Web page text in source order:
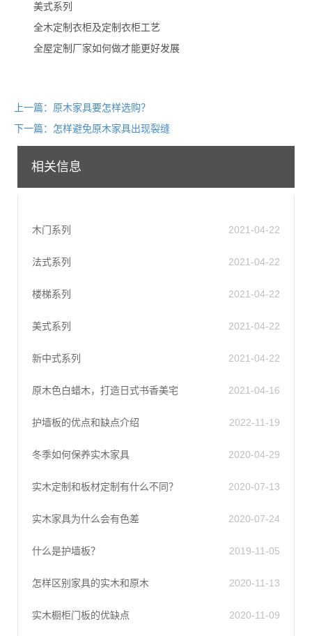
美式系列
全木定制衣柜及定制衣柜工艺
全屋定制厂家如何做才能更好发展
上一篇：原木家具要怎样选购？
下一篇：怎样避免原木家具​出现裂缝
相关信息
木门系列 2021-04-22
法式系列 2021-04-22
楼梯系列 2021-04-22
美式系列 2021-04-22
新中式系列 2021-04-22
原木色白蜡木，打造日式书香美宅 2021-04-16
护墙板的优点和缺点介绍 2022-11-19
冬季如何保养实木家具 2020-04-29
实木定制和板材定制有什么不同？ 2020-07-13
实木家具为什么会有色差 2020-07-24
什么是护墙板？ 2019-11-05
怎样区别家具的实木和原木 2020-11-13
实木橱柜门板的优缺点 2020-11-09